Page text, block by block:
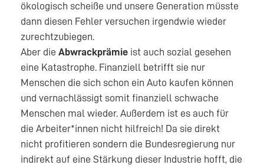
ökologisch scheiße und unsere Generation müsste
dann diesen Fehler versuchen irgendwie wieder
zurechtzubiegen.
Aber dieAbwrackprämie ist auch sozial gesehen
eine Katastrophe. Finanziell betrifft sie nur
Menschen die sich schon ein Auto kaufen können
und vernachlässigt somit finanziell schwache
Menschen mal wieder. Außerdem ist es auch für
die Arbeiter*innen nicht hilfreich! Da sie direkt
nicht profitieren sondern die Bundesregierung nur
indirekt auf eine Stärkung dieser Industrie hofft, die